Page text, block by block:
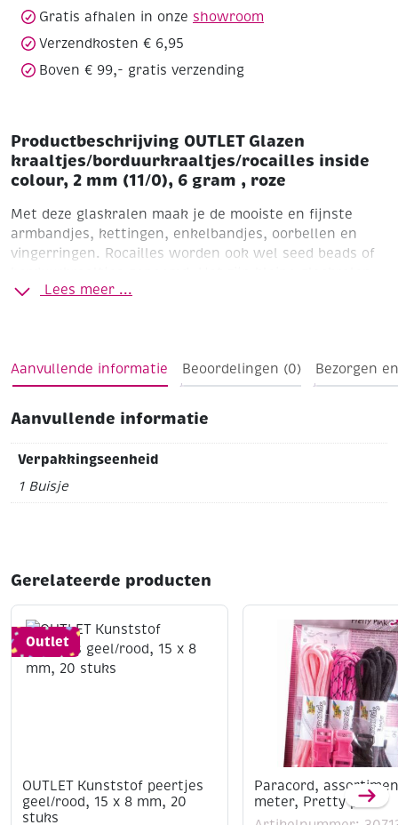
gram
aantal
Gratis afhalen in onze showroom
Verzendkosten € 6,95
Boven € 99,- gratis verzending
Productbeschrijving OUTLET Glazen
kraaltjes/borduurkraaltjes/rocailles inside
colour, 2 mm (11/0), 6 gram , roze
Met deze glaskralen maak je de mooiste en fijnste
armbandjes, kettingen, enkelbandjes, oorbellen en
vingerringen. Rocailles worden ook wel seed beads of
die gebruikt worden voor het ontwerpen van subtiele
Lees meer ...
Aanvullende informatie Beoordelingen (0) Bezorgen
Aanvullende informatie
Verpakkingseenheid
1 Buisje
Gerelateerde producten
Outlet
OUTLET Kunststof peertjes
geel/rood, 15 x 8 mm, 20
stuks
Paracord,
meter, Pretty pink